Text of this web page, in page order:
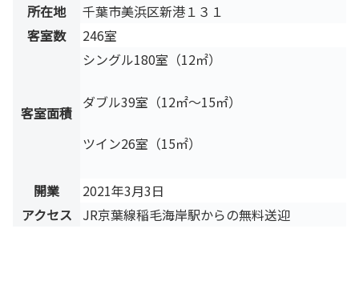
所在地
千葉市美浜区新港１３１
客室数
246室
客室面積
シングル180室（12㎡）
ダブル39室（12㎡～15㎡）
ツイン26室（15㎡）
開業
2021年3月3日
アクセス
JR京葉線稲毛海岸駅からの無料送迎